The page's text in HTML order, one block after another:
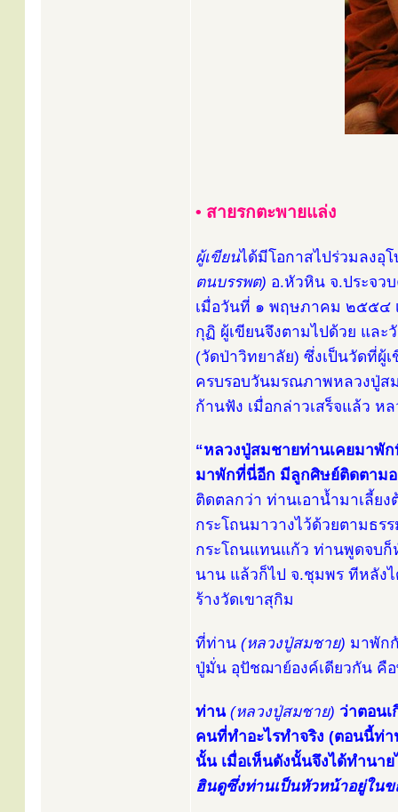
• สายรกตะพายแล่ง
ผู้เขียนได้มีโอกาสไปร่วมลงอุ
ตนบรรพต) อ.หัวหิน จ.ประจว
เมื่อวันที่ ๑ พฤษภาคม ๒๕๕๔
กุฏิ ผู้เขียนจึงตามไปด้วย และ
(วัดป่าวิทยาลัย) ซึ่งเป็นวัดที่ผู้
ครบรอบวันมรณภาพหลวงปู่
ก้านฟัง เมื่อกล่าวเสร็จแล้ว ห
“หลวงปู่สมชายท่านเคยมาพั
มาพักที่นี่อีก มีลูกศิษย์ติดตามอ
ติดตลกว่า ท่านเอาน้ำมาเลี้ย
กระโถนมาวางไว้ด้วยตามธร
กระโถนแทนแก้ว ท่านพูดจบก็
นาน แล้วก็ไป จ.ชุมพร ทีหลัง
ร้างวัดเขาสุกิม
ที่ท่าน (หลวงปู่สมชาย) มาพัก
ปู่มั่น อุปัชฌาย์องค์เดียวกัน คื
ท่าน (หลวงปู่สมชาย) ว่าตอน
คนที่ทำอะไรทำจริง (ตอนนี้ท่
นั้น เมื่อเห็นดังนั้นจึงได้ทำนา
ฮินดูซึ่งท่านเป็นหัวหน้าอยู่ใน